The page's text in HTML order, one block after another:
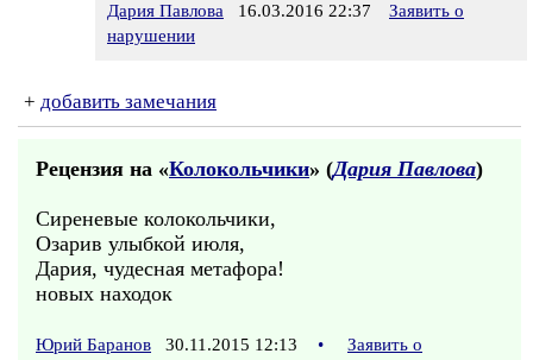
Дария Павлова 16.03.2016 22:37
Заявить о
нарушении
+ добавить замечания
Рецензия на «Колокольчики» (Дария Павлова)
Сиреневые колокольчики,
Озарив улыбкой июля,
Дария, чудесная метафора!
новых находок
Юрий Баранов 30.11.2015 12:13 •
Заявить о